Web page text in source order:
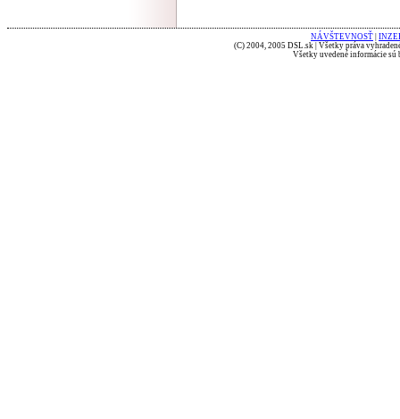
NÁVŠTEVNOSŤ
(C) 2004, 2005 DSL.sk | Všetky práva
Všetky uvedené informácie sú